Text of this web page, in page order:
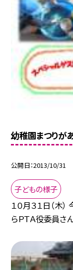
幼稚園まつりが
公開日 2013/10/31
子どもの様子
１０月３１日（木
らＰＴＡ役委員さ